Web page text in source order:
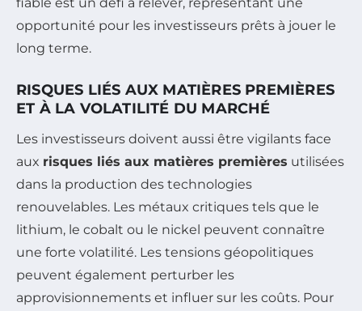
opportunité pour les investisseurs prêts à jouer le
long terme.
RISQUES LIÉS AUX MATIÈRES PREMIÈRES
ET À LA VOLATILITÉ DU MARCHÉ
Les investisseurs doivent aussi être vigilants face
aux risques liés aux matières premières utilisées
dans la production des technologies
renouvelables. Les métaux critiques tels que le
lithium, le cobalt ou le nickel peuvent connaître
une forte volatilité. Les tensions géopolitiques
peuvent également perturber les
approvisionnements et influer sur les coûts. Pour